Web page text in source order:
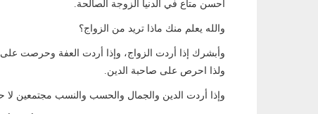
أحسن متاع في الدنيا الزوجة الصالحة.
والله يعلم منك ماذا تريد من الزواج؟
وأبشرك إذا أردت الزواج، وإذا أردت العفة وحرصت على
ولذا احرص على صاحبة الدين.
وإذا أردت الدين والجمال والحسب والنسب مجتمعين